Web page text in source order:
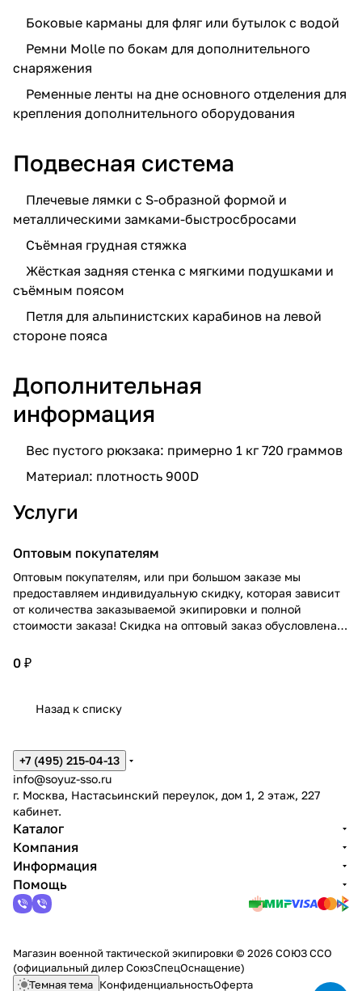
Боковые карманы для фляг или бутылок с водой
Ремни Molle по бокам для дополнительного
снаряжения
Ременные ленты на дне основного отделения для
крепления дополнительного оборудования
Подвесная система
Плечевые лямки с S-образной формой и
металлическими замками-быстросбросами
Съёмная грудная стяжка
Жёсткая задняя стенка с мягкими подушками и
съёмным поясом
Петля для альпинистских карабинов на левой
стороне пояса
Дополнительная
информация
Вес пустого рюкзака: примерно 1 кг 720 граммов
Материал: плотность 900D
Услуги
Оптовым покупателям
Оптовым покупателям, или при большом заказе мы
предоставляем индивидуальную скидку, которая зависит
от количества заказываемой экипировки и полной
стоимости заказа! Скидка на оптовый заказ обусловлена
персональный менеджер по Вашему заказу!
0 ₽
Назад к списку
+7 (495) 215-04-13
info@soyuz-sso.ru
г. Москва, Настасьинский переулок, дом 1, 2 этаж, 227
кабинет.
Каталог
Компания
Информация
Помощь
Магазин военной тактической экипировки © 2026 СОЮЗ ССО
(официальный дилер СоюзСпецОснащение)
Темная тема КонфиденциальностьОферта